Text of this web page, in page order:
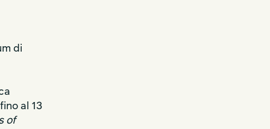
di
al 13
of